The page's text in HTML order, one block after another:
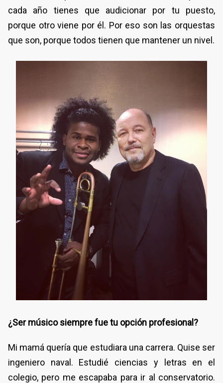
cada año tienes que audicionar por tu puesto,
porque otro viene por él. Por eso son las orquestas
que son, porque todos tienen que mantener un nivel.
¿Ser músico siempre fue tu opción profesional?
Mi mamá quería que estudiara una carrera. Quise ser
ingeniero naval. Estudié ciencias y letras en el
colegio, pero me escapaba para ir al conservatorio.